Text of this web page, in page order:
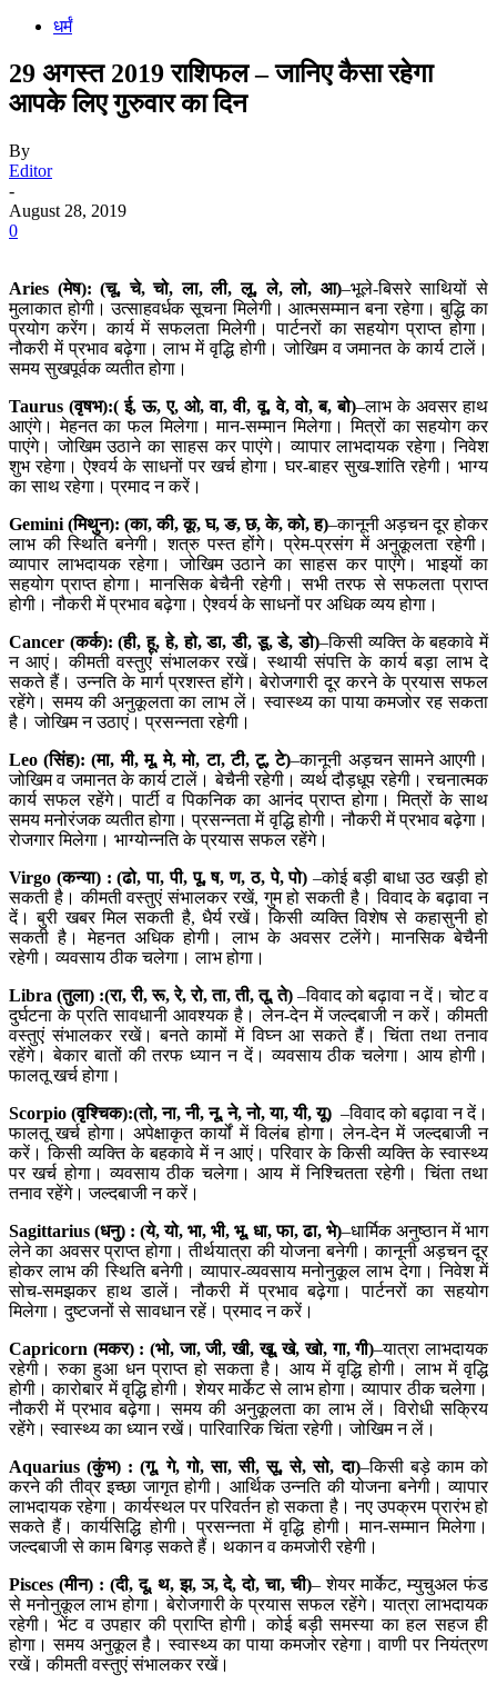
धर्मं
29 अगस्त 2019 राशिफल – जानिए कैसा रहेगा
आपके लिए गुरुवार का दिन
By
Editor
-
August 28, 2019
0
Aries (मेष): (चू, चे, चो, ला, ली, लू, ले, लो, आ)–भूले-बिसरे साथियों से
मुलाकात होगी। उत्साहवर्धक सूचना मिलेगी। आत्मसम्मान बना रहेगा। बुद्धि का
प्रयोग करेंग। कार्य में सफलता मिलेगी। पार्टनरों का सहयोग प्राप्त होगा।
नौकरी में प्रभाव बढ़ेगा। लाभ में वृद्धि होगी। जोखिम व जमानत के कार्य टालें।
समय सुखपूर्वक व्यतीत होगा।
Taurus (वृषभ):( ई, ऊ, ए, ओ, वा, वी, वू, वे, वो, ब, बो)–लाभ के अवसर हाथ
आएंगे। मेहनत का फल मिलेगा। मान-सम्मान मिलेगा। मित्रों का सहयोग कर
पाएंगे। जोखिम उठाने का साहस कर पाएंगे। व्यापार लाभदायक रहेगा। निवेश
शुभ रहेगा। ऐश्वर्य के साधनों पर खर्च होगा। घर-बाहर सुख-शांति रहेगी। भाग्य
का साथ रहेगा। प्रमाद न करें।
Gemini (मिथुन): (का, की, कू, घ, ङ, छ, के, को, ह)–कानूनी अड़चन दूर होकर
लाभ की स्थिति बनेगी। शत्रु पस्त होंगे। प्रेम-प्रसंग में अनुकूलता रहेगी।
व्यापार लाभदायक रहेगा। जोखिम उठाने का साहस कर पाएंगे। भाइयों का
सहयोग प्राप्त होगा। मानसिक बेचैनी रहेगी। सभी तरफ से सफलता प्राप्त
होगी। नौकरी में प्रभाव बढ़ेगा। ऐश्वर्य के साधनों पर अधिक व्यय होगा।
Cancer (कर्क): (ही, हू, हे, हो, डा, डी, डू, डे, डो)–किसी व्यक्ति के बहकावे में
न आएं। कीमती वस्तुएं संभालकर रखें। स्थायी संपत्ति के कार्य बड़ा लाभ दे
सकते हैं। उन्नति के मार्ग प्रशस्त होंगे। बेरोजगारी दूर करने के प्रयास सफल
रहेंगे। समय की अनुकूलता का लाभ लें। स्वास्थ्य का पाया कमजोर रह सकता
है। जोखिम न उठाएं। प्रसन्नता रहेगी।
Leo (सिंह): (मा, मी, मू, मे, मो, टा, टी, टू, टे)–कानूनी अड़चन सामने आएगी।
जोखिम व जमानत के कार्य टालें। बेचैनी रहेगी। व्यर्थ दौड़धूप रहेगी। रचनात्मक
कार्य सफल रहेंगे। पार्टी व पिकनिक का आनंद प्राप्त होगा। मित्रों के साथ
समय मनोरंजक व्यतीत होगा। प्रसन्नता में वृद्धि होगी। नौकरी में प्रभाव बढ़ेगा।
रोजगार मिलेगा। भाग्योन्नति के प्रयास सफल रहेंगे।
Virgo (कन्या) : (ढो, पा, पी, पू, ष, ण, ठ, पे, पो) –कोई बड़ी बाधा उठ खड़ी हो
सकती है। कीमती वस्तुएं संभालकर रखें, गुम हो सकती है। विवाद के बढ़ावा न
दें। बुरी खबर मिल सकती है, धैर्य रखें। किसी व्यक्ति विशेष से कहासुनी हो
सकती है। मेहनत अधिक होगी। लाभ के अवसर टलेंगे। मानसिक बेचैनी
रहेगी। व्यवसाय ठीक चलेगा। लाभ होगा।
Libra (तुला) :(रा, री, रू, रे, रो, ता, ती, तू, ते) –विवाद को बढ़ावा न दें। चोट व
दुर्घटना के प्रति सावधानी आवश्यक है। लेन-देन में जल्दबाजी न करें। कीमती
वस्तुएं संभालकर रखें। बनते कामों में विघ्न आ सकते हैं। चिंता तथा तनाव
रहेंगे। बेकार बातों की तरफ ध्यान न दें। व्यवसाय ठीक चलेगा। आय होगी।
फालतू खर्च होगा।
Scorpio (वृश्चिक):(तो, ना, नी, नू, ने, नो, या, यी, यू) –विवाद को बढ़ावा न दें।
फालतू खर्च होगा। अपेक्षाकृत कार्यों में विलंब होगा। लेन-देन में जल्दबाजी न
करें। किसी व्यक्ति के बहकावे में न आएं। परिवार के किसी व्यक्ति के स्वास्थ्य
पर खर्च होगा। व्यवसाय ठीक चलेगा। आय में नि‍श्चितता रहेगी। चिंता तथा
तनाव रहेंगे। जल्दबाजी न करें।
Sagittarius (धनु) : (ये, यो, भा, भी, भू, धा, फा, ढा, भे)–धार्मिक अनुष्ठान में भाग
लेने का अवसर प्राप्त होगा। तीर्थयात्रा की योजना बनेगी। कानूनी अड़चन दूर
होकर लाभ की स्थिति बनेगी। व्यापार-व्यवसाय मनोनुकूल लाभ देगा। निवेश में
सोच-समझकर हाथ डालें। नौकरी में प्रभाव बढ़ेगा। पार्टनरों का सहयोग
मिलेगा। दुष्टजनों से सावधान रहें। प्रमाद न करें।
Capricorn (मकर) : (भो, जा, जी, खी, खू, खे, खो, गा, गी)–यात्रा लाभदायक
रहेगी। रुका हुआ धन प्राप्त हो सकता है। आय में वृद्धि होगी। लाभ में वृद्धि
होगी। कारोबार में वृद्धि होगी। शेयर मार्केट से लाभ होगा। व्यापार ठीक चलेगा।
नौकरी में प्रभाव बढ़ेगा। समय की अनुकूलता का लाभ लें। विरोधी सक्रिय
रहेंगे। स्वास्थ्‍य का ध्यान रखें। पारिवारिक चिंता रहेगी। जो‍खिम न लें।
Aquarius (कुंभ) : (गू, गे, गो, सा, सी, सू, से, सो, दा)–किसी बड़े काम को
करने की तीव्र इच्छा जागृत होगी। आर्थिक उन्नति की योजना बनेगी। व्यापार
लाभदायक रहेगा। कार्यस्थल पर परिवर्तन हो सकता है। नए उपक्रम प्रारंभ हो
सकते हैं। कार्यसिद्धि होगी। प्रसन्नता में वृद्धि होगी। मान-सम्मान मिलेगा।
जल्दबाजी से काम बिगड़ सकते हैं। थकान व कमजोरी रहेगी।
Pisces (मीन) : (दी, दू, थ, झ, ञ, दे, दो, चा, ची)– शेयर मार्केट, म्युचुअल फंड
से मनोनुकूल लाभ होगा। बेरोजगारी के प्रयास सफल रहेंगे। यात्रा लाभदायक
रहेगी। भेंट व उपहार की प्राप्ति होगी। कोई बड़ी समस्या का हल सहज ही
होगा। समय अनुकूल है। स्वास्थ्य का पाया कमजोर रहेगा। वाणी पर नियंत्रण
रखें। कीमती वस्तुएं संभालकर रखें।